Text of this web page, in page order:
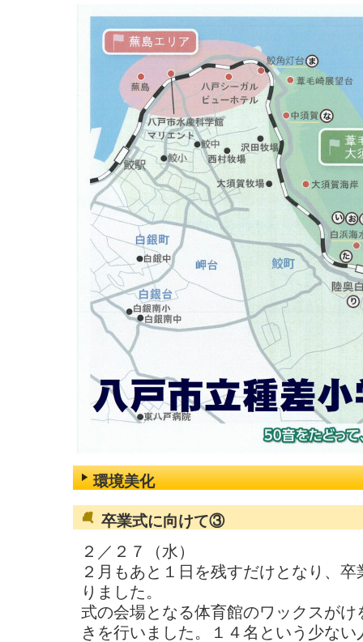
環境美化
卒業式に向けて③
２／２７（水）
２月もあと１日を残すだけとなり、
りました。
式の会場となる体育館のワックスが
きを行いました。１４名という少な